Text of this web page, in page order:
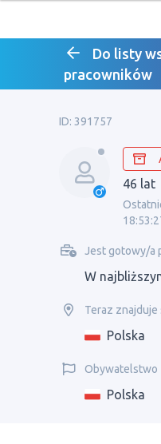
Do listy
pracowników
ID: 391757
46 lat
Jest gotowy/a
W
Teraz znajduje
Polska
Obywatelstwo
Polska